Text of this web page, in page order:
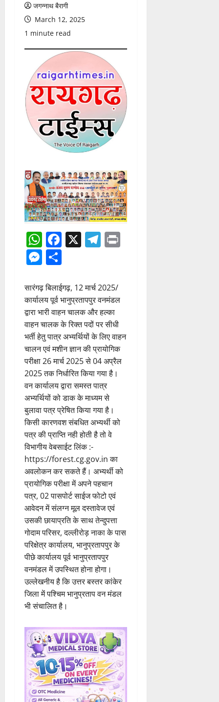
जगन्नाथ बैरागी
March 12, 2025
1 minute read
WhatsApp
Facebook
X Telegram
Messenger
सारंगढ़ बिलाईगढ़, 12 मार्च 2025/
कार्यालय पूर्व भानुप्रतापपुर वनमंडल
द्वारा भारी वाहन चालक और हल्का
वाहन चालक के रिक्त पदों पर सीधी
भर्ती हेतु पात्र अभ्यर्थियों के लिए वाहन
चालन एवं मशीन ज्ञान की प्रायोगिक
परीक्षा 26 मार्च 2025 से 04 अप्रैल
2025 तक निर्धारित किया गया है।
वन कार्यालय द्वारा समस्त पात्र
अभ्यर्थियों को डाक के माध्यम से
बुलावा पत्र प्रेषित किया गया है।
किसी कारणवश संबधित अभ्यर्थी को
पत्र की प्राप्ति नही होती है तो वे
विभागीय वेबसाईट लिंक :-
https://forest.cg.gov.in का
अवलोकन कर सकते हैं। अभ्यर्थी को
प्रायोगिक परीक्षा में अपने पहचान
पत्र, 02 पासपोर्ट साईज फोटो एवं
आवेदन में संलग्न मूल दस्तावेज एवं
उसकी छायाप्रति के साथ तेन्दुपत्ता
गोदाम परिसर, दल्लीरोड़ नाका के पास
परिक्षेत्र कार्यालय, भानुप्रतापपुर के
पीछे कार्यालय पूर्व भानुप्रतापपुर
वनमंडल में उपस्थित होना होगा।
उल्लेखनीय है कि उत्तर बस्तर कांकेर
जिला में पश्चिम भानुप्रताप वन मंडल
भी संचालित है।